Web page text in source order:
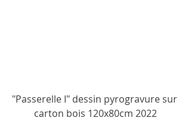
"Passerelle I" dessin pyrogravure sur
carton bois 120x80cm 2022